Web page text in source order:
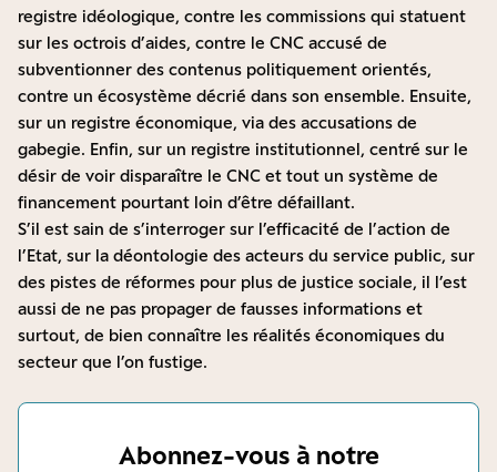
registre idéologique, contre les commissions qui statuent
sur les octrois d’aides, contre le CNC accusé de
subventionner des contenus politiquement orientés,
contre un écosystème décrié dans son ensemble. Ensuite,
sur un registre économique, via des accusations de
gabegie. Enfin, sur un registre institutionnel, centré sur le
désir de voir disparaître le CNC et tout un système de
financement pourtant loin d’être défaillant.
S’il est sain de s’interroger sur l’efficacité de l’action de
l’Etat, sur la déontologie des acteurs du service public, sur
des pistes de réformes pour plus de justice sociale, il l’est
aussi de ne pas propager de fausses informations et
surtout, de bien connaître les réalités économiques du
secteur que l’on fustige.
Abonnez-vous à notre